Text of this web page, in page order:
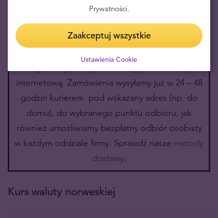
Nie trać czasu na szukanie, gdzie kupić walutę
Norwegii i skorzystaj z naszych usług!
internetową. Zamówienia wysyłamy już w 24 – 48
godzin kurierem pod wskazany adres (np. do
domu), do wybranego punktu odbioru, jak
również umożliwiamy bezpłatny odbiór osobisty
w każdym oddziale firmy. Sprawdź nasze metody
dostawy.
Kurs waluty norweskiej
Prywatności.
Zaakceptuj wszystkie
Ustawienia Cookie